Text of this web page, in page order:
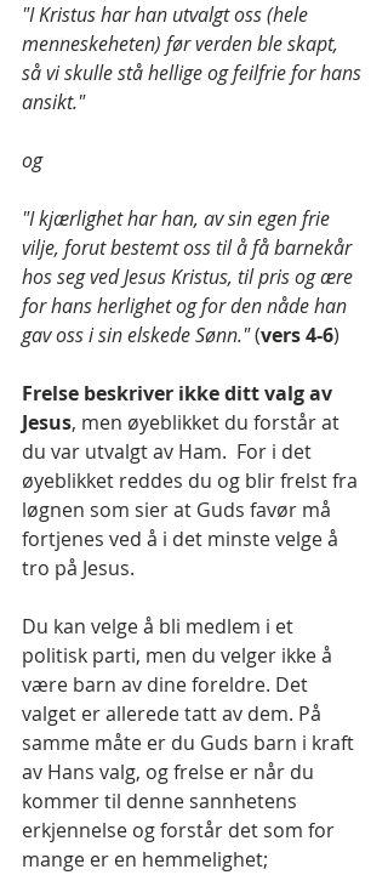
"I Kristus har han utvalgt oss (hele
menneskeheten) før verden ble skapt,
så vi skulle stå hellige og feilfrie for hans
ansikt."
og
"I kjærlighet har han, av sin egen frie
vilje, forut bestemt oss til å få barnekår
hos seg ved Jesus Kristus, til pris og ære
for hans herlighet og for den nåde han
gav oss i sin elskede Sønn." (vers 4-6)
Frelse beskriver ikke ditt valg av
Jesus, men øyeblikket du forstår at
du var utvalgt av Ham.  For i det
øyeblikket reddes du og blir frelst fra
løgnen som sier at Guds favør må
fortjenes ved å i det minste velge å
tro på Jesus.
Du kan velge å bli medlem i et
politisk parti, men du velger ikke å
være barn av dine foreldre. Det
valget er allerede tatt av dem. På
samme måte er du Guds barn i kraft
av Hans valg, og frelse er når du
kommer til denne sannhetens
erkjennelse og forstår det som for
mange er en hemmelighet;